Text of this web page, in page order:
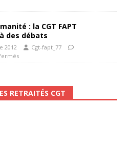
: la CGT FAPT
des débats
2012
Cgt-fapt_77
RETRAITÉS CGT